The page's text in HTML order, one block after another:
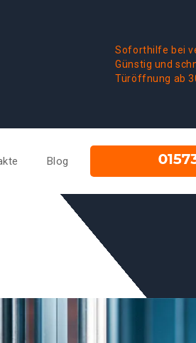
Soforthilfe bei
Günstig und
Türöffnung ab
Blog